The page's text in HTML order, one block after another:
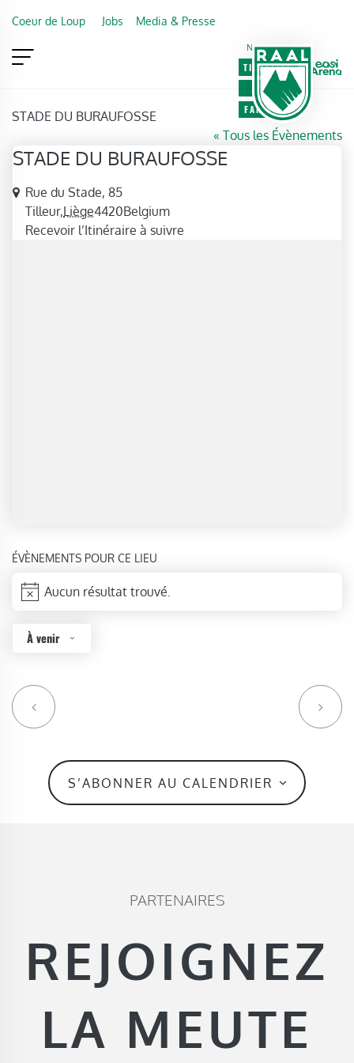
Coeur de Loup Jobs Media & Presse
Newsletter
TICKETING
VIP
FAN SHOP
STADE DU BURAUFOSSE
« Tous les Évènements
STADE DU BURAUFOSSE
Adresse
Rue du Stade, 85
Tilleur,Liège4420Belgium
Recevoir l’Itinéraire à suivre
ÉVÈNEMENTS POUR CE LIEU
Notice
Aucun résultat trouvé.
À venir
une
date.
S’ABONNER AU CALENDRIER
PARTENAIRES
REJOIGNEZ
LA MEUTE